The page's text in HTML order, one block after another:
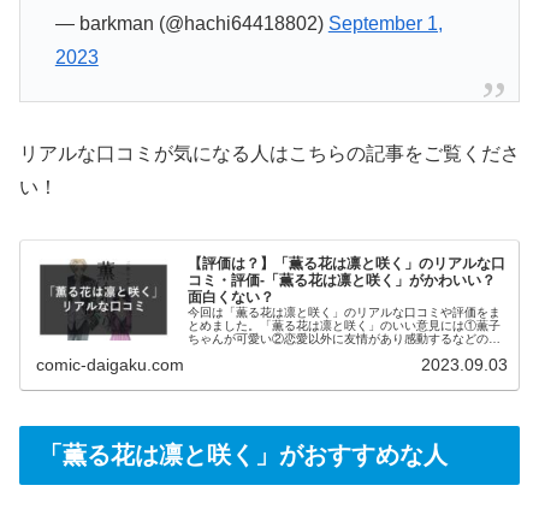
— barkman (@hachi64418802) September 1,
2023
リアルな口コミが気になる人はこちらの記事をご覧くださ
い！
【評価は？】「薫る花は凛と咲く」のリアルな口
コミ・評価-「薫る花は凛と咲く」がかわいい？
面白くない？
今回は「薫る花は凛と咲く」のリアルな口コミや評価をま
とめました。「薫る花は凛と咲く」のいい意見には①薫子
ちゃんが可愛い②恋愛以外に友情があり感動するなどの意
う②善人しかいなくてつまらないなどの意見がありまし
さい！
comic-daigaku.com 2023.09.03
「薫る花は凛と咲く」がおすすめな人